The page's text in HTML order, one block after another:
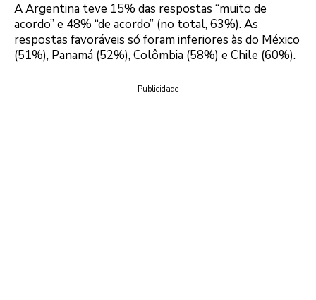
A Argentina teve 15% das respostas “muito de
acordo” e 48% “de acordo” (no total, 63%). As
respostas favoráveis só foram inferiores às do México
(51%), Panamá (52%), Colômbia (58%) e Chile (60%).
Publicidade